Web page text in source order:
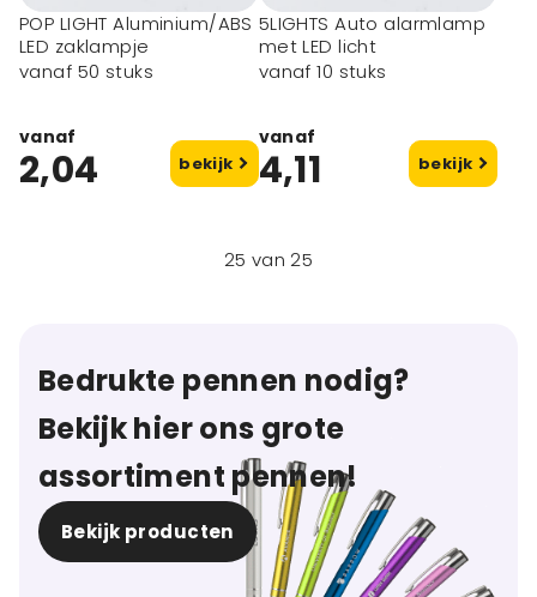
POP LIGHT Aluminium/ABS
LED zaklampje
vanaf 50 stuks
vanaf
2,04 bekijk
5LIGHTS Auto alarmlamp
met LED licht
vanaf 10 stuks
vanaf
4,11 bekijk
25 van 25
Bedrukte pennen nodig?
Bekijk hier ons grote
assortiment pennen!
Bekijk producten